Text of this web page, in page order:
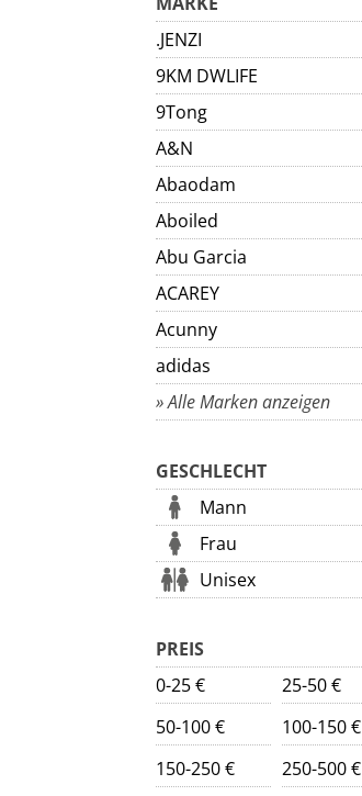
.JENZI
9KM DWLIFE
9Tong
A&N
Abaodam
Aboiled
Abu Garcia
ACAREY
Acunny
adidas
» Alle Marken anzeigen
GESCHLECHT
Mann
Frau
Unisex
PREIS
0-25 €
25-50 €
50-100 €
100-150 €
150-250 €
250-500 €